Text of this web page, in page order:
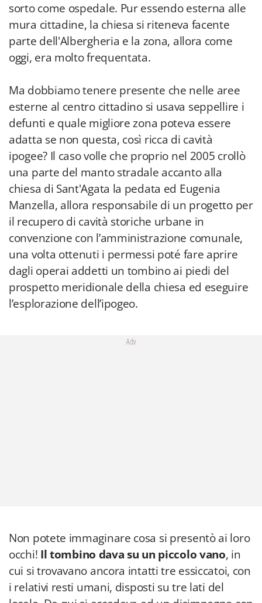
sorto come ospedale. Pur essendo esterna alle
mura cittadine, la chiesa si riteneva facente
parte dell'Albergheria e la zona, allora come
oggi, era molto frequentata.
Ma dobbiamo tenere presente che nelle aree
esterne al centro cittadino si usava seppellire i
defunti e quale migliore zona poteva essere
adatta se non questa, così ricca di cavità
ipogee? Il caso volle che proprio nel 2005 crollò
una parte del manto stradale accanto alla
chiesa di Sant'Agata la pedata ed Eugenia
Manzella, allora responsabile di un progetto per
il recupero di cavità storiche urbane in
convenzione con l’amministrazione comunale,
una volta ottenuti i permessi poté fare aprire
dagli operai addetti un tombino ai piedi del
prospetto meridionale della chiesa ed eseguire
l’esplorazione dell’ipogeo.
Adv
Non potete immaginare cosa si presentò ai loro
occhi! Il tombino dava su un piccolo vano, in
cui si trovavano ancora intatti tre essiccatoi, con
i relativi resti umani, disposti su tre lati del